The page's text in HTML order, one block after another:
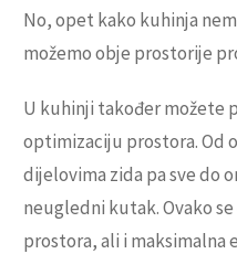
No, opet kako kuhinja
možemo obje prostorije
U kuhinji također možete
optimizaciju prostora. Od
dijelovima zida pa sve do
neugledni kutak. Ovako
prostora, ali i maksimalna